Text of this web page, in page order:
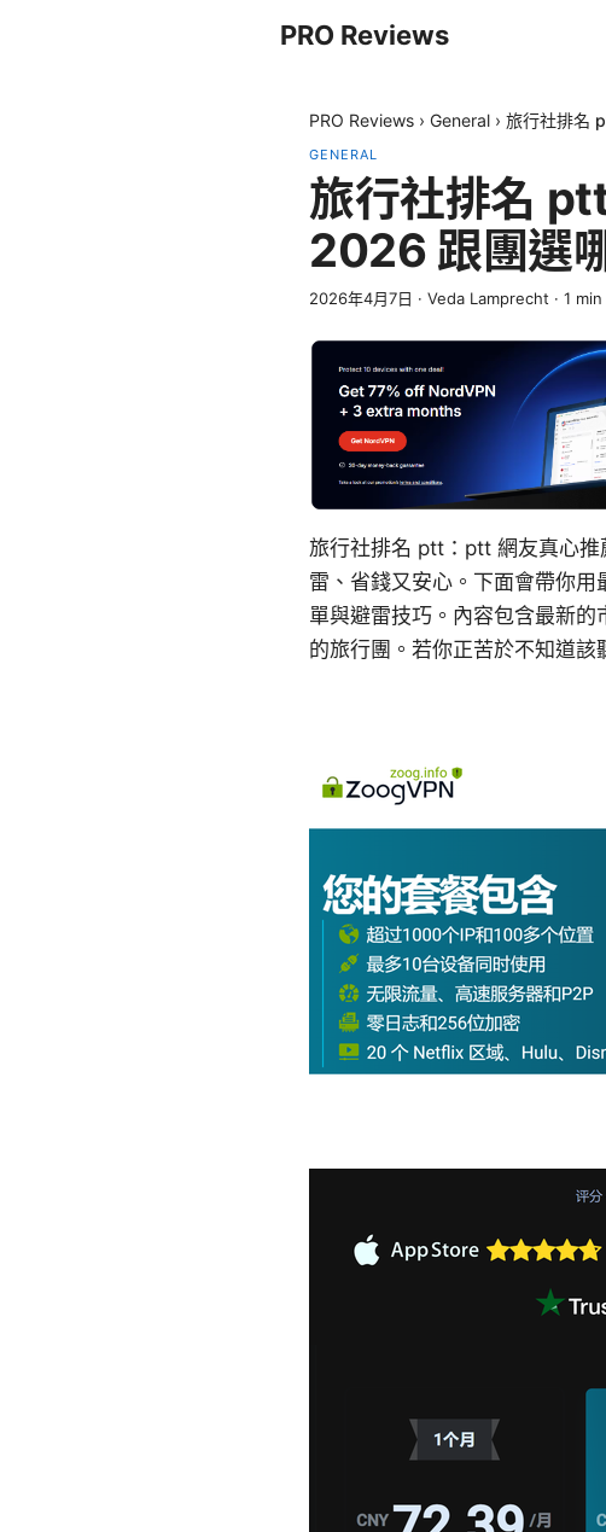
PRO Reviews
PRO Reviews › General › 旅行社排名
GENERAL
旅行社排名
2026 跟團選
2026年4月7日 · Veda Lamprecht · 1 min
旅行社排名 ptt：ptt 網友真心
雷、省錢又安心。下面會帶你
單與避雷技巧。內容包含最新
的旅行團。若你正苦於不知道該